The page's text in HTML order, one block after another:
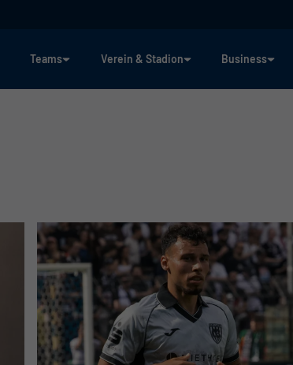
Teams Verein & Stadion Business